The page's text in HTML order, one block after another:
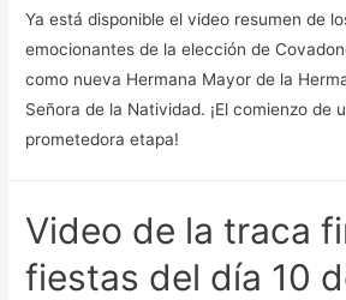
Ya está disponible el video resumen de
emocionantes de la elección de
como nueva Hermana Mayor de la
Señora de la Natividad. ¡El comienzo de
prometedora etapa!
Video de la traca
fiestas del día 10